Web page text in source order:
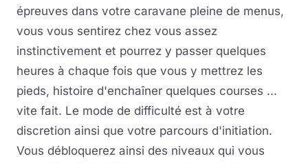
épreuves dans votre caravane pleine de menus,
vous vous sentirez chez vous assez
instinctivement et pourrez y passer quelques
heures à chaque fois que vous y mettrez les
pieds, histoire d'enchaîner quelques courses ...
vite fait. Le mode de difficulté est à votre
discretion ainsi que votre parcours d'initiation.
Vous débloquerez ainsi des niveaux qui vous